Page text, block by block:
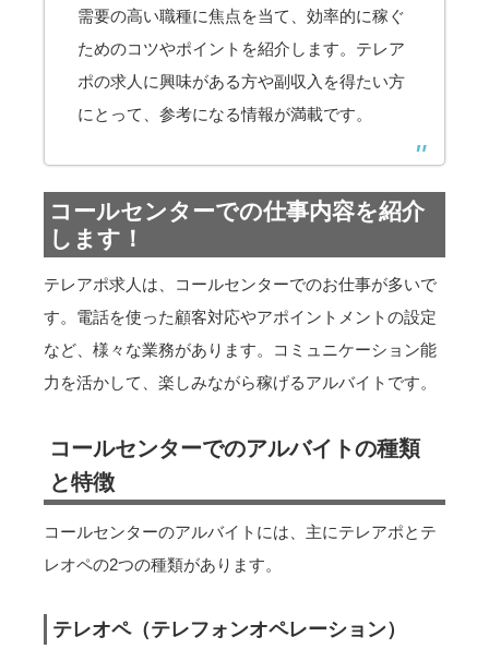
需要の高い職種に焦点を当て、効率的に稼ぐ
ためのコツやポイントを紹介します。テレア
ポの求人に興味がある方や副収入を得たい方
にとって、参考になる情報が満載です。
コールセンターでの仕事内容を紹介
します！
テレアポ求人は、コールセンターでのお仕事が多いで
す。電話を使った顧客対応やアポイントメントの設定
など、様々な業務があります。コミュニケーション能
力を活かして、楽しみながら稼げるアルバイトです。
コールセンターでのアルバイトの種類
と特徴
コールセンターのアルバイトには、主にテレアポとテ
レオペの2つの種類があります。
テレオペ（テレフォンオペレーション）